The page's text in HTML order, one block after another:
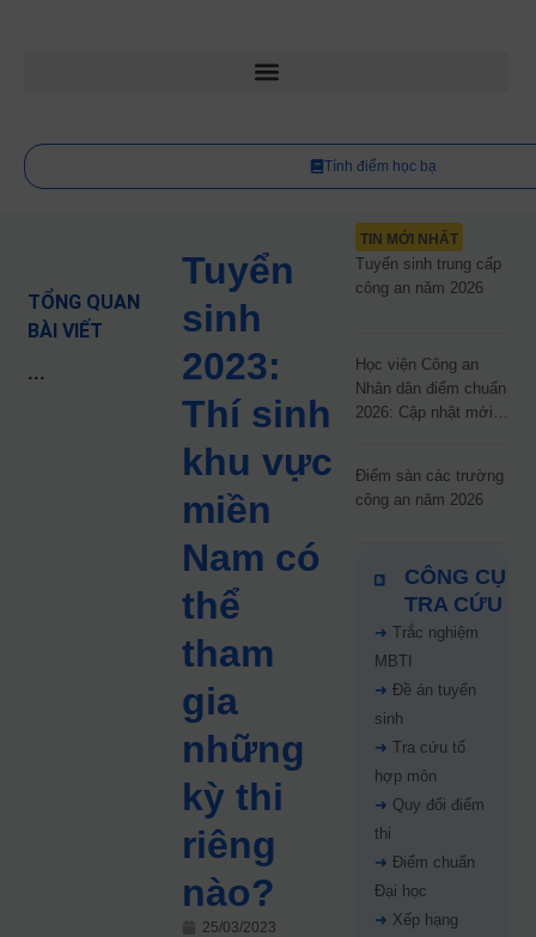
Tính điểm học bạ
TỔNG QUAN
BÀI VIẾT
...
Tuyển
sinh
2023:
Thí sinh
khu vực
miền
Nam có
thể
tham
gia
những
kỳ thi
riêng
nào?
25/03/2023
TIN MỚI NHẤT
Tuyển sinh trung cấp
công an năm 2026
Học viện Công an
Nhân dân điểm chuẩn
2026: Cập nhật mới
Điểm sàn các trường
công an năm 2026
CÔNG CỤ
TRA CỨU
➜ Trắc nghiệm
MBTI
➜ Đề án tuyển
sinh
➜ Tra cứu tổ
hợp môn
➜ Quy đổi điểm
thi
➜ Điểm chuẩn
Đại học
➜ Xếp hạng